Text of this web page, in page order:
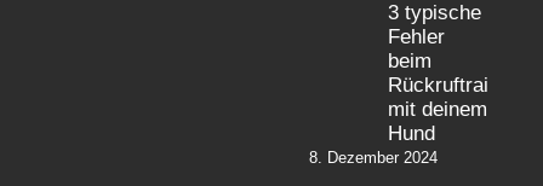
3 typische
Fehler
beim
Rückruftraining
mit deinem
Hund
8. Dezember 2024